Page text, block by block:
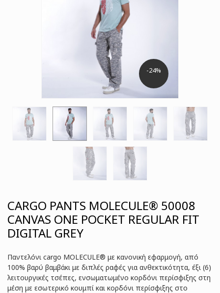
-24%
CARGO PANTS MOLECULE® 50008
CANVAS ONE POCKET REGULAR FIT
DIGITAL GREY
Παντελόνι cargo MOLECULE® με κανονική εφαρμογή, από
100% βαρύ βαμβάκι με διπλές ραφές για ανθεκτικότητα, έξι (6)
λειτουργικές τσέπες, ενσωματωμένο κορδόνι περίσφιξης στη
μέση με εσωτερικό κουμπί και κορδόνι περίσφιξης στo